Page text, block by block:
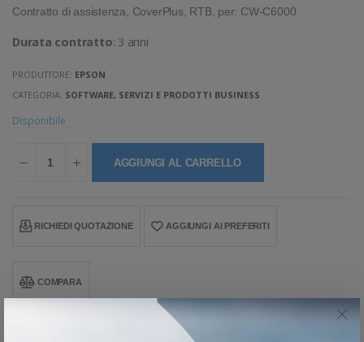
Contratto di assistenza, CoverPlus, RTB, per: CW-C6000
Durata contratto: 3 anni
PRODUTTORE: EPSON
CATEGORIA: SOFTWARE, SERVIZI E PRODOTTI BUSINESS
Disponibile
AGGIUNGI AL CARRELLO
RICHIEDI QUOTAZIONE AGGIUNGI AI PREFERITI
COMPARA
Garanzia di rimborso gratuita